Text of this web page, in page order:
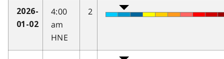
2026-
01-02
4:00
am
HNE
2